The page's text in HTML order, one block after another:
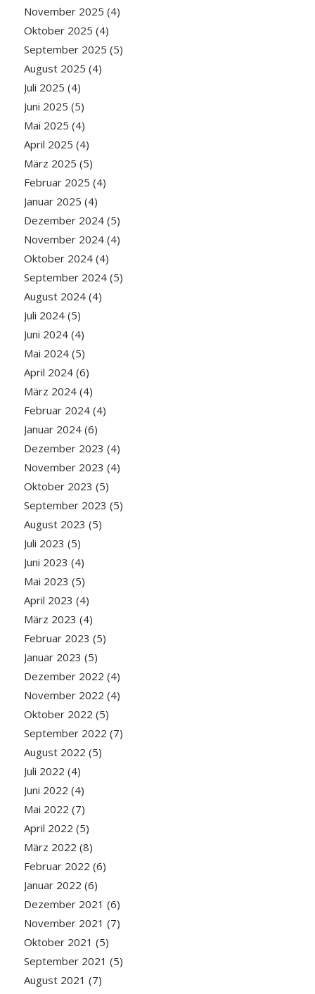
November 2025 (4)
Oktober 2025 (4)
September 2025 (5)
August 2025 (4)
Juli 2025 (4)
Juni 2025 (5)
Mai 2025 (4)
April 2025 (4)
März 2025 (5)
Februar 2025 (4)
Januar 2025 (4)
Dezember 2024(5)
November 2024(4)
Oktober 2024(4)
September 2024(5)
August 2024(4)
Juli 2024(5)
Juni 2024(4)
Mai 2024(5)
April 2024(6)
März 2024(4)
Februar 2024(4)
Januar 2024(6)
Dezember 2023 (4)
November 2023 (4)
Oktober 2023 (5)
September 2023 (5)
August 2023 (5)
Juli 2023 (5)
Juni 2023 (4)
Mai 2023 (5)
April 2023 (4)
März 2023 (4)
Februar 2023 (5)
Januar 2023 (5)
Dezember 2022 (4)
November 2022 (4)
Oktober 2022 (5)
September 2022 (7)
August 2022 (5)
Juli 2022 (4)
Juni 2022 (4)
Mai 2022 (7)
April 2022 (5)
März 2022 (8)
Februar 2022 (6)
Januar 2022 (6)
Dezember 2021 (6)
November 2021 (7)
Oktober 2021 (5)
September 2021 (5)
August 2021 (7)